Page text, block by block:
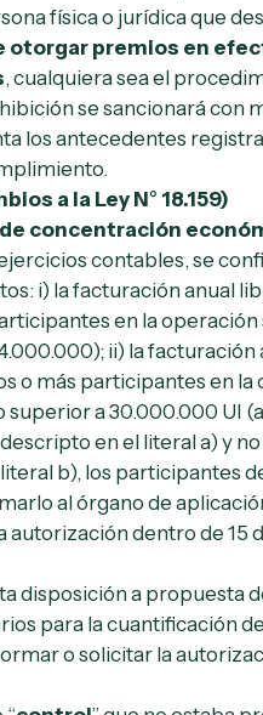
física o jurídica que
otorgar premios en
, cualquiera sea el
se sancionará con
los antecedentes
a laLey N° 18.159)
concentración
contables, se
i) la facturación anual
en la operación
ii) la facturación
o más participantes en la
a 30.000.000 UI
en el literal a) y no
b), los participantes
al órgano de
dentro de 15
disposición a propuesta
para la cuantificación
o solicitar la